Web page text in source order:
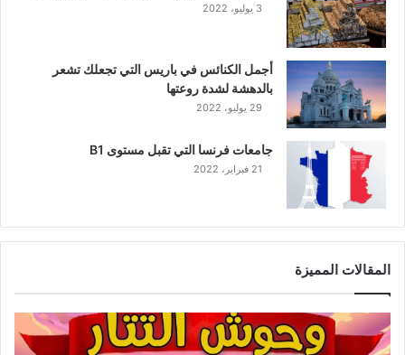
3 يوليو، 2022
أجمل الكنائس في باريس التي تجعلك تشعر
بالدهشة لشدة روعتها
29 يوليو، 2022
جامعات فرنسا التي تقبل مستوى B1
21 فبراير، 2022
المقالات المميزة
وحوش
التتار